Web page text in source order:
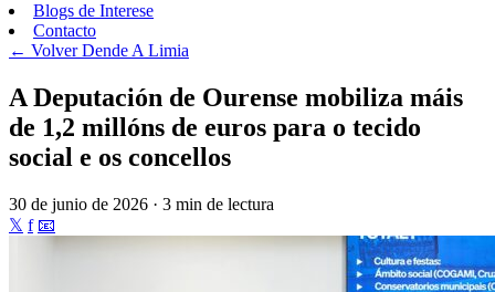
Blogs de Interese
Contacto
← VolverDende A Limia
A Deputación de Ourense mobiliza máis
de 1,2 millóns de euros para o tecido
social e os concellos
30 de junio de 2026 · 3 min de lectura
𝕏 f 📧